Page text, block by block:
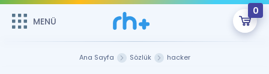
MENÜ
0
MENÜ
Ana Sayfa Sözlük hacker